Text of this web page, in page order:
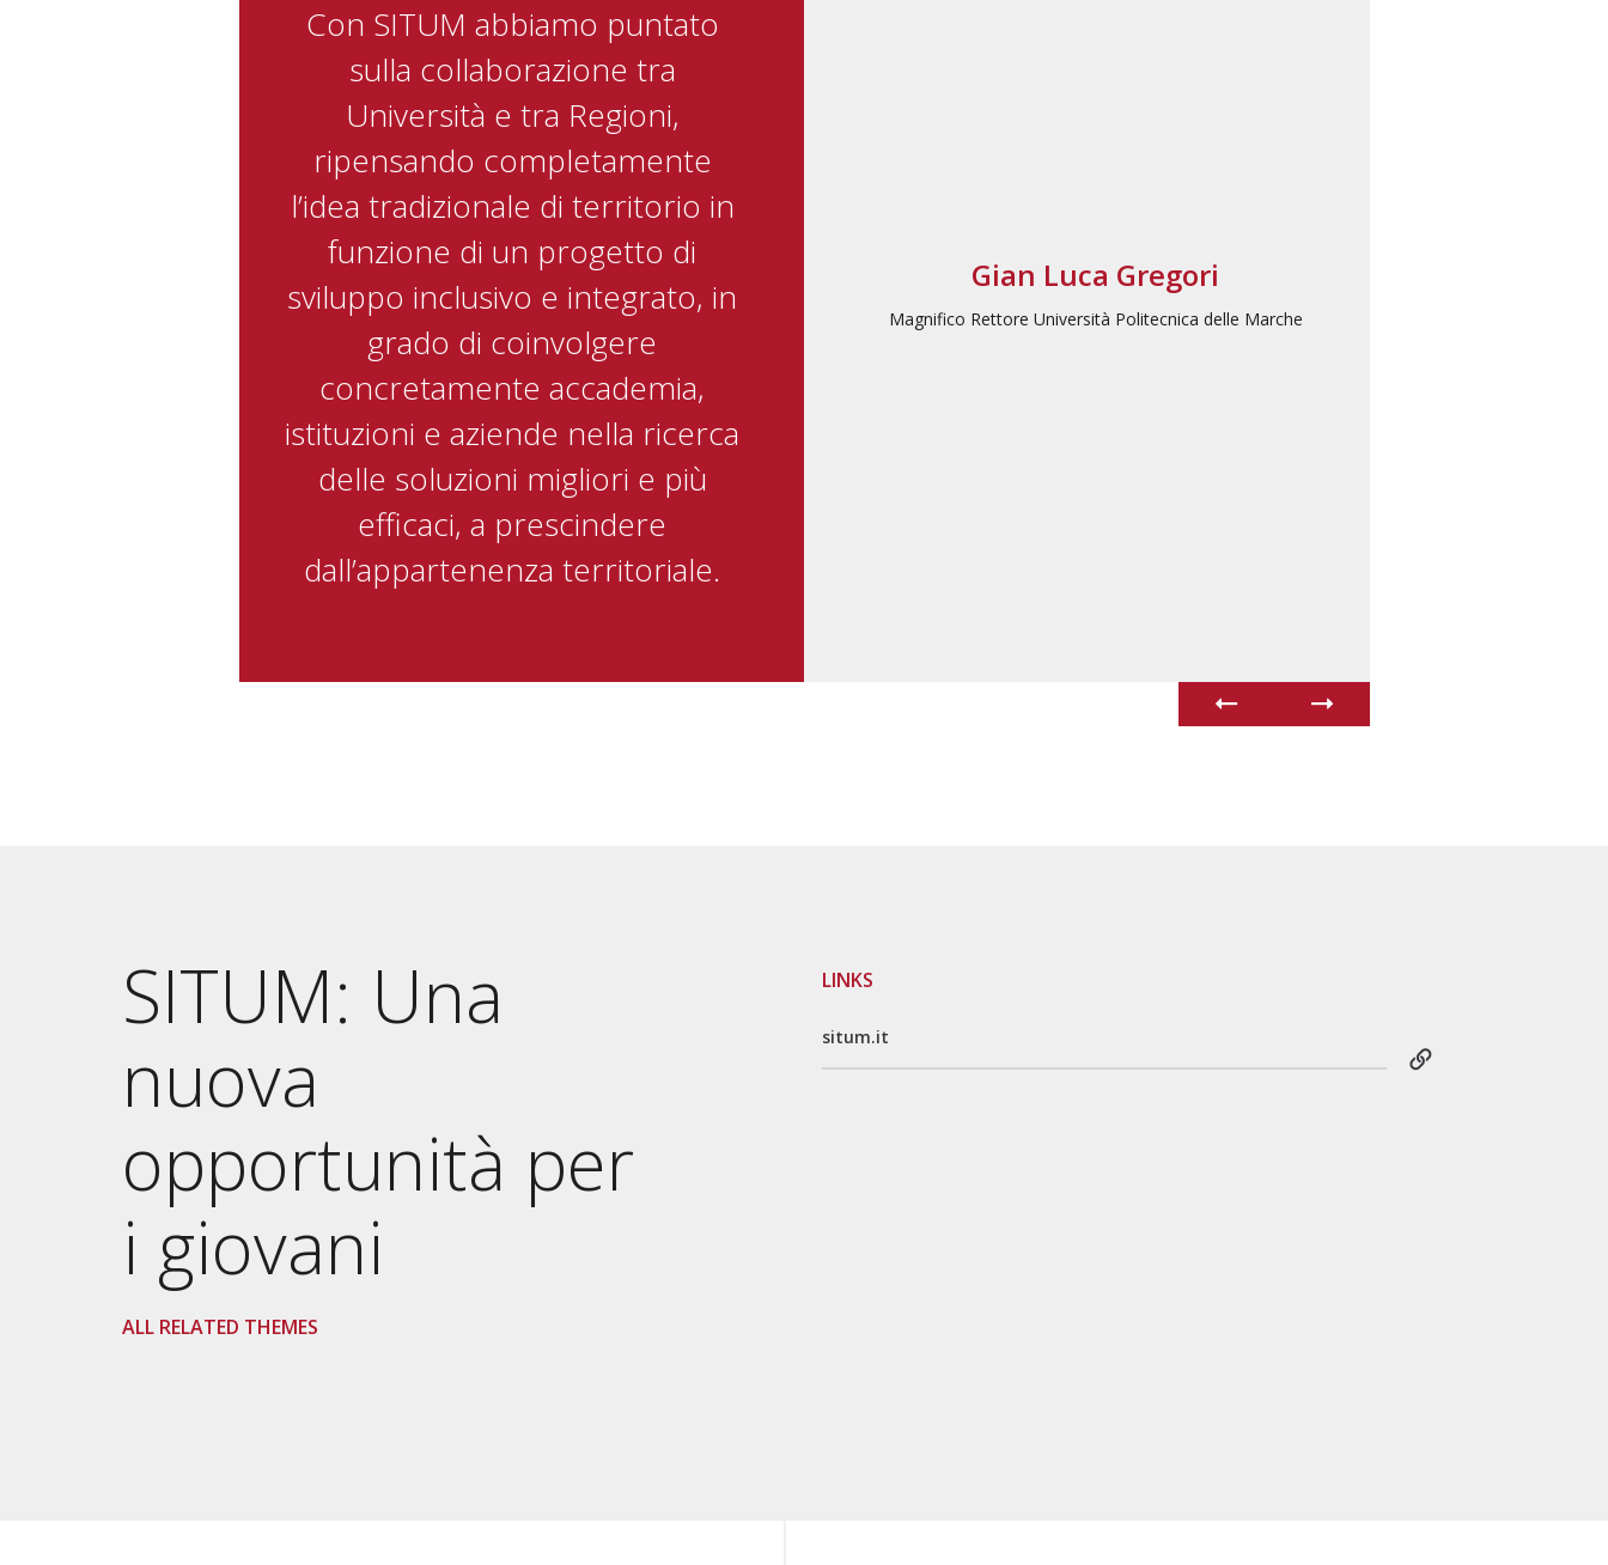
Con SITUM abbiamo puntato
sulla collaborazione tra
Università e tra Regioni,
ripensando completamente
l’idea tradizionale di territorio in
funzione di un progetto di
sviluppo inclusivo e integrato, in
grado di coinvolgere
concretamente accademia,
istituzioni e aziende nella ricerca
delle soluzioni migliori e più
efficaci, a prescindere
dall’appartenenza territoriale.
Gian Luca Gregori
Magnifico Rettore Università Politecnica delle Marche
SITUM: Una
nuova
opportunità per
i giovani
ALL RELATED THEMES
LINKS
situm.it